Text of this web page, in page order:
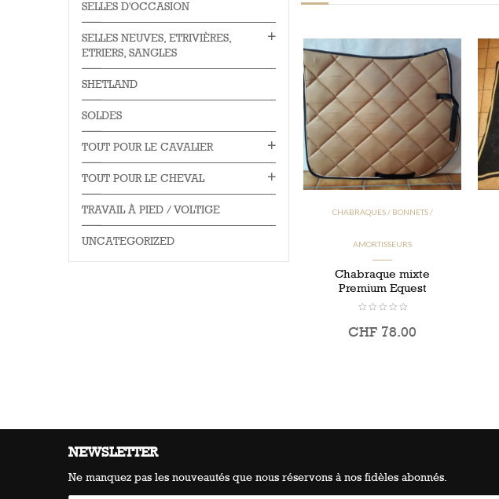
CHABRAQUES / BONNETS /
AMORTISSEURS
Chabraque mixte
Premium Equest
CHF 78.00
SELLES D'OCCASION
SELLES NEUVES, ETRIVIÈRES,
ETRIERS, SANGLES
SHETLAND
SOLDES
TOUT POUR LE CAVALIER
TOUT POUR LE CHEVAL
TRAVAIL À PIED / VOLTIGE
UNCATEGORIZED
NEWSLETTER
Ne manquez pas les nouveautés que nous réservons à nos fidèles abonnés.